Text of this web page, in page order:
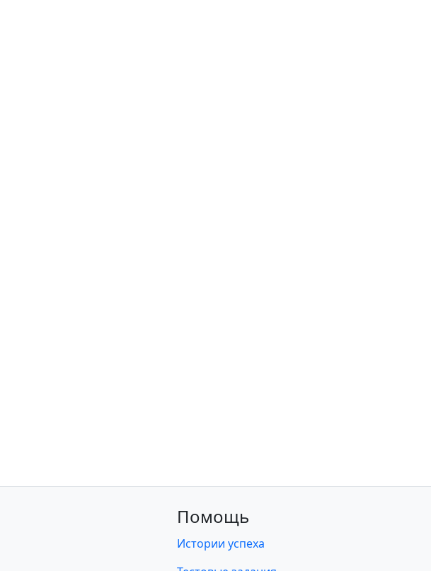
Помощь
Истории успеха